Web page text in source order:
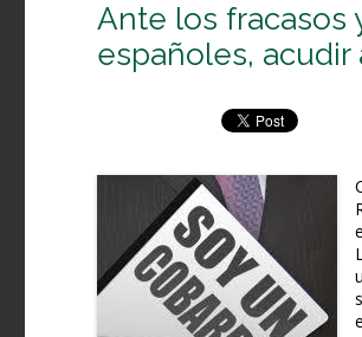
Ante los fracasos
españoles,